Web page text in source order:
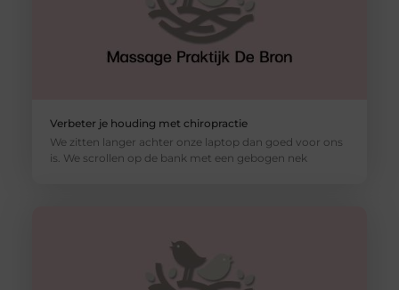
Verbeter je houding met chiropractie
We zitten langer achter onze laptop dan goed voor ons
is. We scrollen op de bank met een gebogen nek